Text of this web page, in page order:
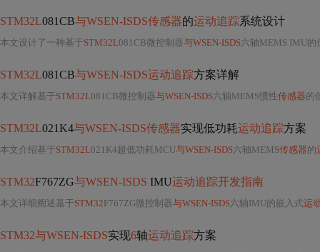
STM32L081CB与WSEN-ISDS传感器的运动追踪系统设计
本文设计了一种基于STM32L081CB微控制器与WSEN-ISDS六轴MEMS IMU的
STM32L081CB与WSEN-ISDS运动追踪方案详解
本文详解基于STM32L081CB微控制器与WSEN-ISDS六轴MEMS惯性传感器的
STM32L021K4与WSEN-ISDS传感器实现低功耗运动追踪方案
本文介绍基于STM32L021K4超低功耗MCU与WSEN-ISDS六轴MEMS传感器的
STM32F767ZG与WSEN-ISDS IMU运动追踪开发指南
本文详细阐述基于STM32F767ZG微控制器与WSEN-ISDS六轴IMU的嵌入式运
STM32与WSEN-ISDS实现6轴运动追踪方案